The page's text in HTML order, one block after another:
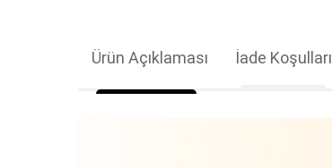
Ürün Açıklaması İade Koşulları